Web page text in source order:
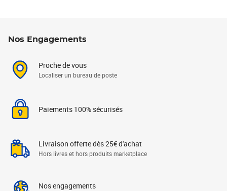
Nos Engagements
Proche de vous
Localiser un bureau de poste
Paiements 100% sécurisés
Livraison offerte dès 25€ d'achat
Hors livres et hors produits marketplace
Nos engagements